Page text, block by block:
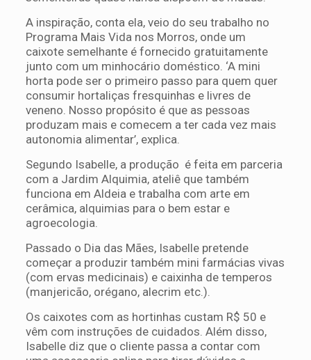
A inspiração, conta ela, veio do seu trabalho no
Programa Mais Vida nos Morros, onde um
caixote semelhante é fornecido gratuitamente
junto com um minhocário doméstico. ‘A mini
horta pode ser o primeiro passo para quem quer
consumir hortaliças fresquinhas e livres de
veneno. Nosso propósito é que as pessoas
produzam mais e comecem a ter cada vez mais
autonomia alimentar’, explica.
Segundo Isabelle, a produção é feita em parceria
com a Jardim Alquimia, ateliê que também
funciona em Aldeia e trabalha com arte em
cerâmica, alquimias para o bem estar e
agroecologia.
Passado o Dia das Mães, Isabelle pretende
começar a produzir também mini farmácias vivas
(com ervas medicinais) e caixinha de temperos
(manjericão, orégano, alecrim etc.).
Os caixotes com as hortinhas custam R$ 50 e
vêm com instruções de cuidados. Além disso,
Isabelle diz que o cliente passa a contar com